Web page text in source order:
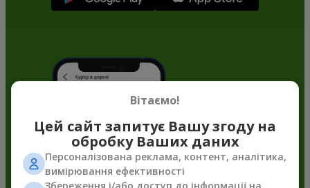
Вітаємо!
Цей сайт запитує Вашу згоду на
обробку Ваших даних
Персоналізована реклама, контент, аналітика,
вимірювання ефективності
Збереження і/або доступ до інформації на